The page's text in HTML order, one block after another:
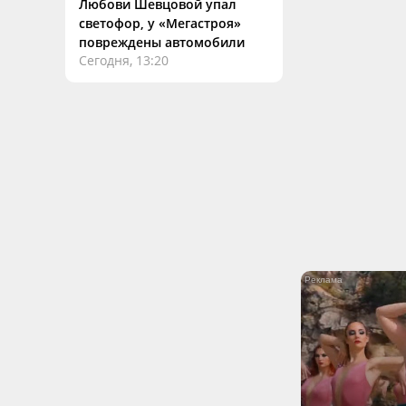
Любови Шевцовой упал
светофор, у «Мегастроя»
повреждены автомобили
Сегодня, 13:20